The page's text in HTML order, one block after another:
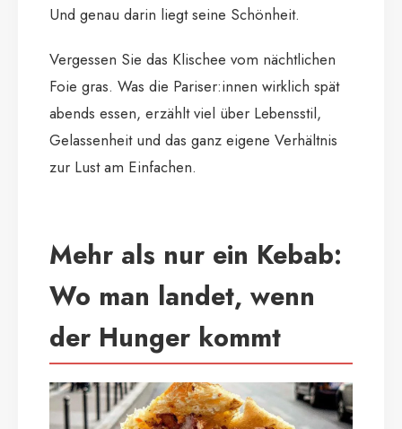
Und genau darin liegt seine Schönheit.
Vergessen Sie das Klischee vom nächtlichen
Foie gras. Was die Pariser:innen wirklich spät
abends essen, erzählt viel über Lebensstil,
Gelassenheit und das ganz eigene Verhältnis
zur Lust am Einfachen.
Mehr als nur ein Kebab:
Wo man landet, wenn
der Hunger kommt